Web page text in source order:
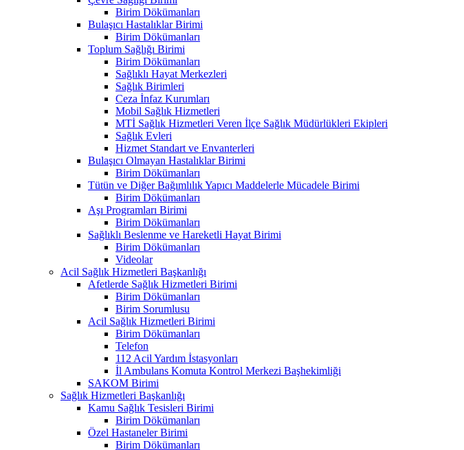
Birim Dökümanları
Bulaşıcı Hastalıklar Birimi
Birim Dökümanları
Toplum Sağlığı Birimi
Birim Dökümanları
Sağlıklı Hayat Merkezleri
Sağlık Birimleri
Ceza İnfaz Kurumları
Mobil Sağlık Hizmetleri
MTİ Sağlık Hizmetleri Veren İlçe Sağlık Müdürlükleri Ekipleri
Sağlık Evleri
Hizmet Standart ve Envanterleri
Bulaşıcı Olmayan Hastalıklar Birimi
Birim Dökümanları
Tütün ve Diğer Bağımlılık Yapıcı Maddelerle Mücadele Birimi
Birim Dökümanları
Aşı Programları Birimi
Birim Dökümanları
Sağlıklı Beslenme ve Hareketli Hayat Birimi
Birim Dökümanları
Videolar
Acil Sağlık Hizmetleri Başkanlığı
Afetlerde Sağlık Hizmetleri Birimi
Birim Dökümanları
Birim Sorumlusu
Acil Sağlık Hizmetleri Birimi
Birim Dökümanları
Telefon
112 Acil Yardım İstasyonları
İl Ambulans Komuta Kontrol Merkezi Başhekimliği
SAKOM Birimi
Sağlık Hizmetleri Başkanlığı
Kamu Sağlık Tesisleri Birimi
Birim Dökümanları
Özel Hastaneler Birimi
Birim Dökümanları